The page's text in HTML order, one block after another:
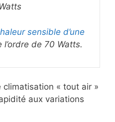
sensible d’une
l’ordre de 70 Watts.
« tout air »
aux variations